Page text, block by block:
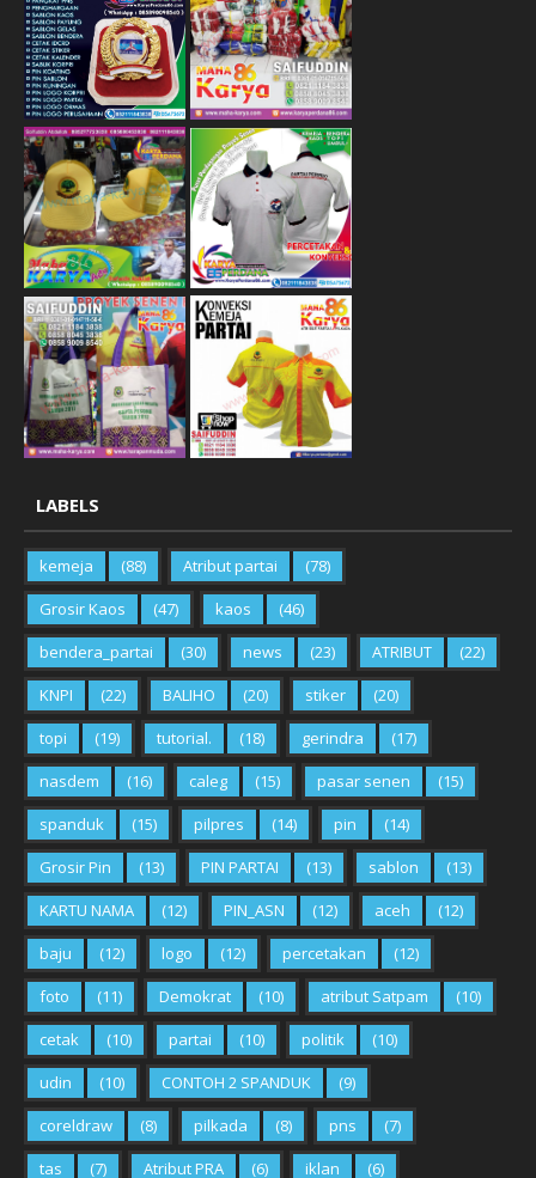
LABELS
kemeja (88) Atribut partai
(78)
Grosir Kaos
(47) kaos
(46)
bendera_partai
(30) news (23) ATRIBUT
(22)
KNPI
(22) BALIHO (20) stiker
(20)
topi
(19) tutorial. (18) gerindra
(17)
nasdem
(16) caleg (15) pasar senen
(15)
spanduk
(15) pilpres (14) pin
(14)
Grosir Pin
(13) PIN PARTAI (13) sablon
(13)
KARTU NAMA
(12) PIN_ASN (12) aceh
(12)
baju
(12) logo (12) percetakan
(12)
foto
(11) Demokrat (10) atribut Satpam
(10)
cetak
(10) partai (10) politik
(10)
udin
(10) CONTOH 2 SPANDUK
(9)
coreldraw
(8) pilkada (8) pns
(7)
tas
(7) Atribut PRA (6) iklan (6)